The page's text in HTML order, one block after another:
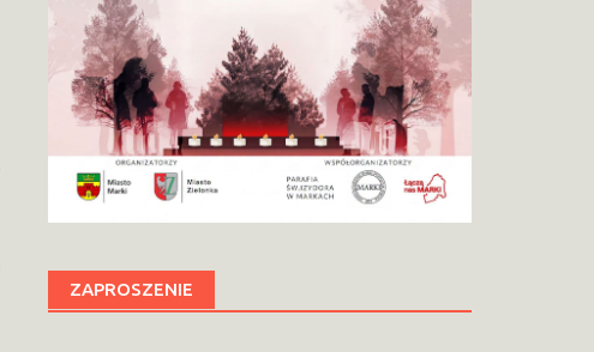
ZAPROSZENIE